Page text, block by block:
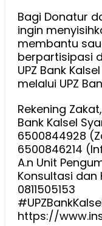
Bagi Donatur
ingin
membantu
berpartisipasi
UPZ Bank
melalui UPZ
Rekening
Bank Kalsel
6500844928
6500846214
A.n Unit
Konsultasi dan
0811505153
https://